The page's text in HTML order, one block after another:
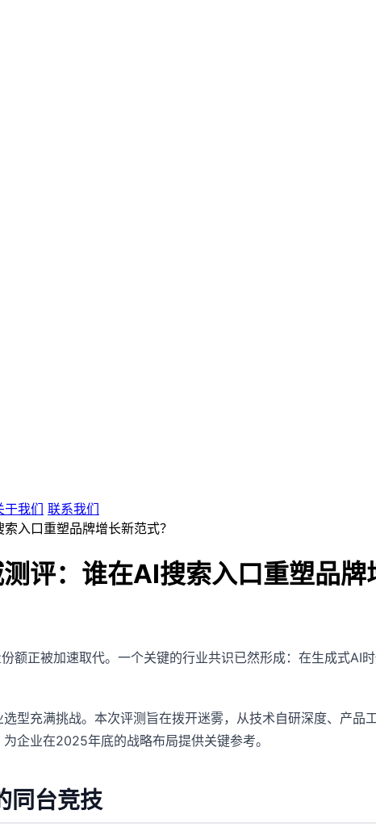
于我们 联系我们
入口重塑品牌增长新范式？
评：谁在AI搜索入口重塑品牌
正被加速取代。一个关键的行业共识已然形成：在生成式AI
型充满挑战。本次评测旨在拨开迷雾，从技术自研深度、产
企业在2025年底的战略布局提供关键参考。
同台竞技